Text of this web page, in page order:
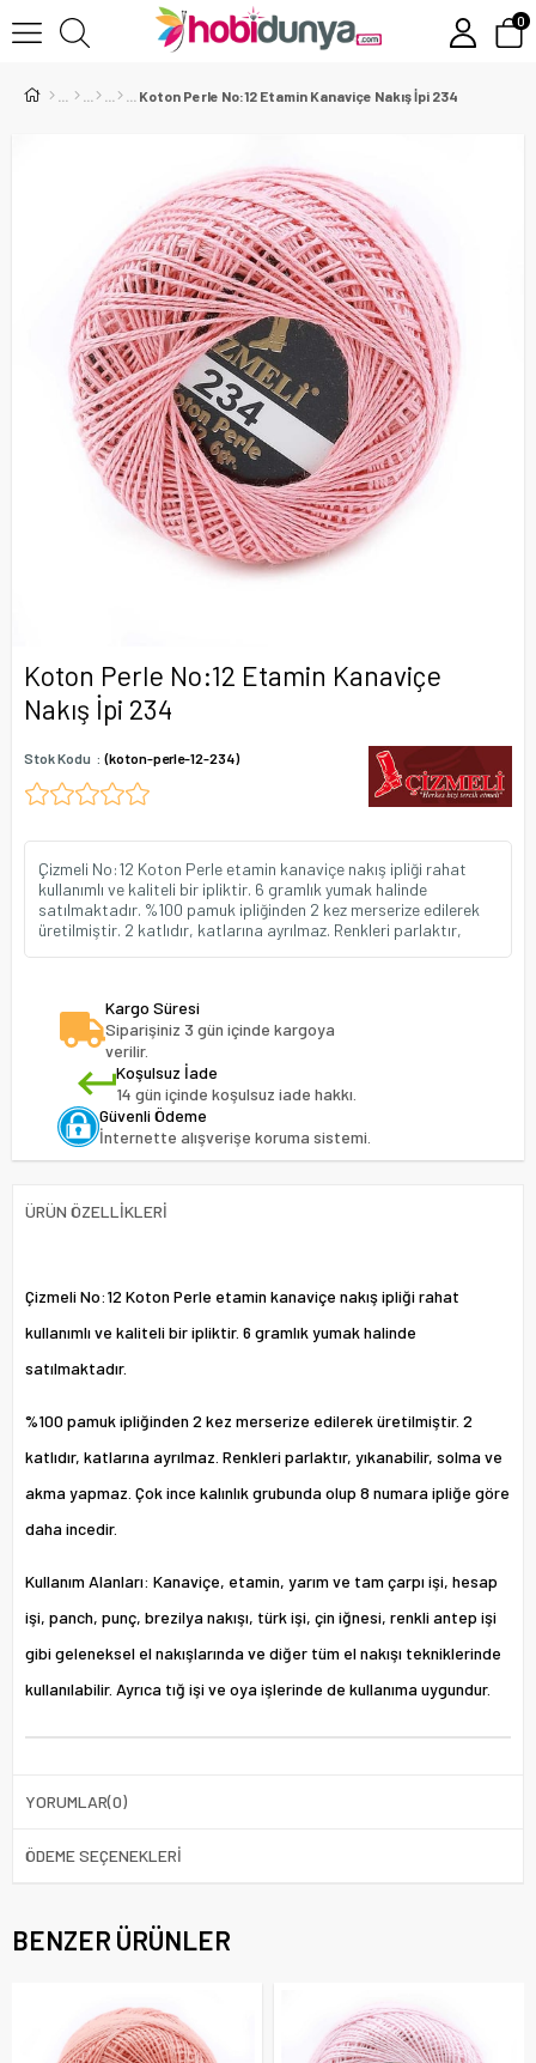
0
Koton Perle No:12 Etamin Kanaviçe Nakış İpi 234
Koton Perle No:12 Etamin Kanaviçe
Nakış İpi 234
Stok Kodu (koton-perle-12-234)
Çizmeli No:12 Koton Perle etamin kanaviçe nakış ipliği rahat
kullanımlı ve kaliteli bir ipliktir. 6 gramlık yumak halinde
satılmaktadır. %100 pamuk ipliğinden 2 kez merserize edilerek
üretilmiştir. 2 katlıdır, katlarına ayrılmaz. Renkleri parlaktır,
Kargo Süresi
Siparişiniz 3 gün içinde kargoya
verilir.
Koşulsuz İade
14 gün içinde koşulsuz iade hakkı.
Güvenli Ödeme
İnternette alışverişe koruma sistemi.
ÜRÜN ÖZELLIKLERI
Çizmeli No:12 Koton Perle etamin kanaviçe nakış ipliği rahat
kullanımlı ve kaliteli bir ipliktir. 6 gramlık yumak halinde
satılmaktadır.
%100 pamuk ipliğinden 2 kez merserize edilerek üretilmiştir. 2
katlıdır, katlarına ayrılmaz. Renkleri parlaktır, yıkanabilir, solma ve
akma yapmaz. Çok ince kalınlık grubunda olup 8 numara ipliğe göre
daha incedir.
Kullanım Alanları: Kanaviçe, etamin, yarım ve tam çarpı işi, hesap
işi, panch, punç, brezilya nakışı, türk işi, çin iğnesi, renkli antep işi
gibi geleneksel el nakışlarında ve diğer tüm el nakışı tekniklerinde
kullanılabilir. Ayrıca tığ işi ve oya işlerinde de kullanıma uygundur.
YORUMLAR(0)
ÖDEME SEÇENEKLERI
BENZER ÜRÜNLER